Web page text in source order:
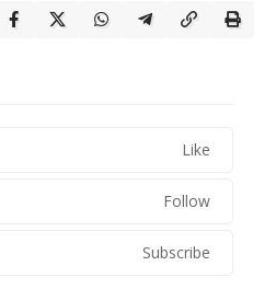
Like
Follow
Subscribe